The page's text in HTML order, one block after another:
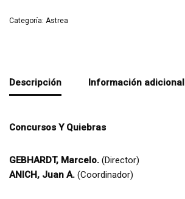
Categoría: Astrea
Descripción Información adicional
Concursos Y Quiebras
GEBHARDT, Marcelo. (Director)
ANICH, Juan A. (Coordinador)